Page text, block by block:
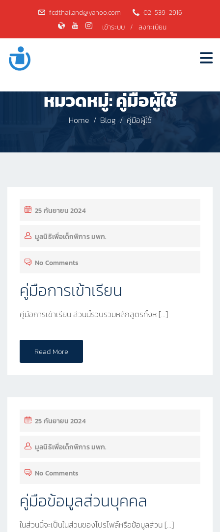
fcdthailand@yahoo.com
02-539-2916
เข้าระบบ / ลงทะเบียน
หมวดหมู่:คู่มือผู้ใช้
Home Blog คู่มือผู้ใช้
25 กันยายน 2024
มูลนิธิเพื่อเด็กพิการ มพก.
No Comments
คู่มือการเข้าเรียน
คู่มือการเข้าเรียน ส่วนนี้รวบรวมหลักสูตรทั้งห […]
Read More
25 กันยายน 2024
มูลนิธิเพื่อเด็กพิการ มพก.
No Comments
คู่มือข้อมูลส่วนบุคคล
ในส่วนนี้จะเป็นในส่วนของโปรไฟล์หรือข้อมูลส่วน […]